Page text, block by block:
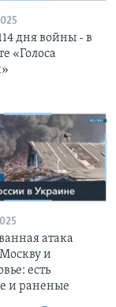
дня войны - в
«Голоса
атака
и
есть
и раненые